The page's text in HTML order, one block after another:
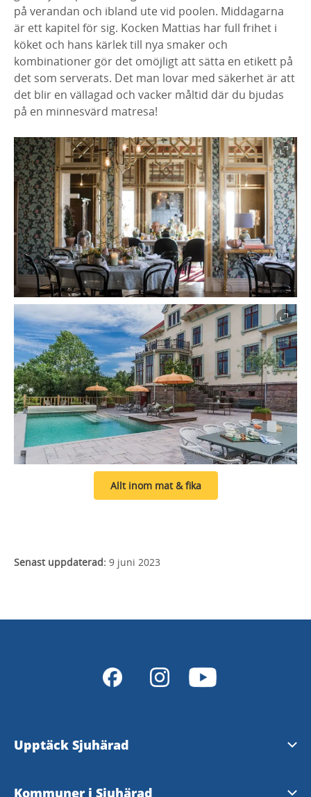
på verandan och ibland ute vid poolen. Middagarna
är ett kapitel för sig. Kocken Mattias har full frihet i
köket och hans kärlek till nya smaker och
kombinationer gör det omöjligt att sätta en etikett på
det som serverats. Det man lovar med säkerhet är att
det blir en vällagad och vacker måltid där du bjudas
på en minnesvärd matresa!
Allt inom mat & fika
Senast uppdaterad: 9 juni 2023
Upptäck Sjuhärad
Natur & Friluftsliv
Kommuner i Sjuhärad